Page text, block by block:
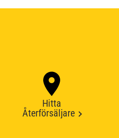
Hitta
Återförsäljare